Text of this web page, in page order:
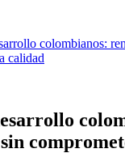
colombianos:
calidad